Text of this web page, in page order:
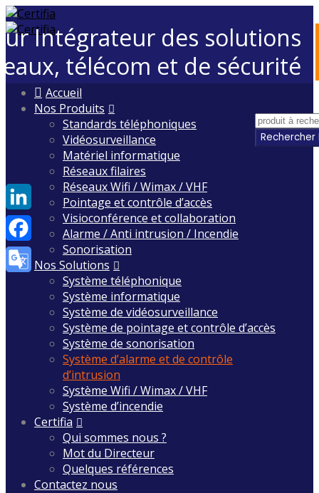
Intégrateur des solutions
télécom et de sécurité
Skip
Accueil
Nos Produits
Standards téléphoniques
Vidéosurveillance
Matériel informatique
Réseaux filaires
Réseaux Wifi / Wimax / VHF
Pointage et contrôle d’accès
Visioconférence et collaboration
Alarme / Anti intrusion / Incendie
Sonorisation
Nos Solutions
Système téléphonique
Système informatique
Système de vidéosurveillance
Système de pointage et contrôle d’accès
Système de sonorisation
Système d’alarme et de contrôle
d’intrusion
Système Wifi / Wimax / VHF
Système d’incendie
Certifia
Qui sommes nous ?
Mot du Directeur
Quelques références
Contactez nous
LinkedIn
Facebook
Translate